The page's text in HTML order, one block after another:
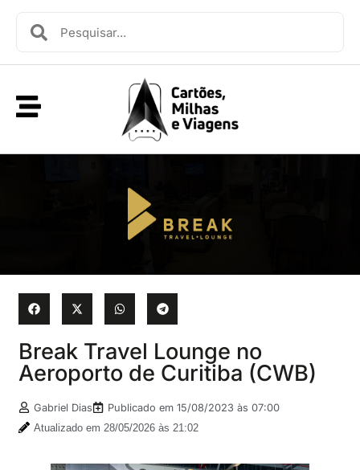
Break Travel Lounge no
Aeroporto de Curitiba (CWB)
Gabriel Dias Publicado em15/08/2023 às 07:00
Atualizado em 28/05/2026 às 21:02